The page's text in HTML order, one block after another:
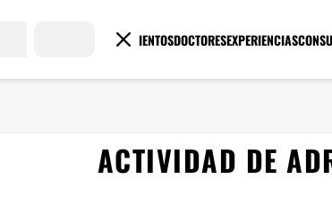
TRATAMIENTOSDOCTORESEXPERIENCIAS
ACTIVIDAD DE